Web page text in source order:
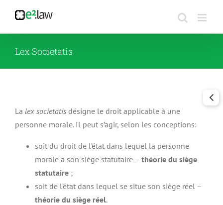
contenu
Lex Societatis
La lex societatis désigne le droit applicable à une
personne morale. Il peut s’agir, selon les conceptions:
soit du droit de l’état dans lequel la personne
morale a son siège statutaire – théorie du siège
statutaire ;
soit de l’état dans lequel se situe son siège réel –
théorie du siège réel.